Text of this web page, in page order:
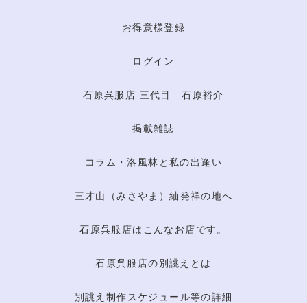
お得意様登録
ログイン
石原呉服店 三代目 石原裕介
掲載雑誌
コラム・洛風林と私の出逢い
三才山（みさやま）紬発祥の地へ
石原呉服店はこんなお店です。
石原呉服店の別誂えとは
別誂え制作スケジュール等の詳細